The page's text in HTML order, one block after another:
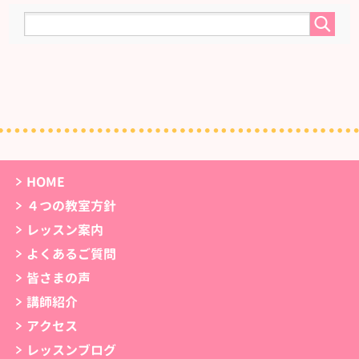
HOME
４つの教室方針
レッスン案内
よくあるご質問
皆さまの声
講師紹介
アクセス
レッスンブログ